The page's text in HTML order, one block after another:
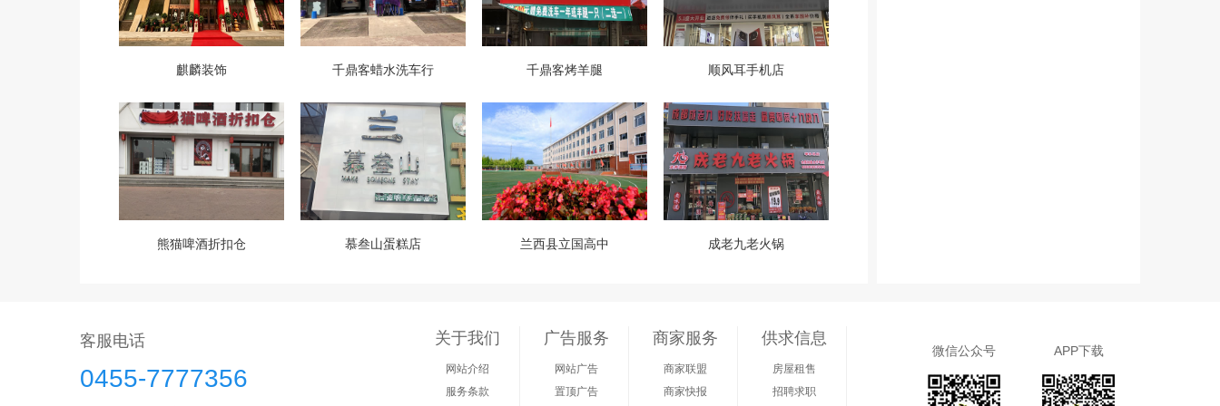
麒麟装饰 千鼎客蜡水洗车行 千鼎客烤羊腿 顺风耳手机店
熊猫啤酒折扣仓 慕叁山蛋糕店 兰西县立国高中 成老九老火锅
客服电话
0455-7777356
关于我们
网站介绍
服务条款
广告服务
网站广告
置顶广告
商家服务
商家联盟
商家快报
供求信息
房屋租售
招聘求职
微信公众号 APP下载